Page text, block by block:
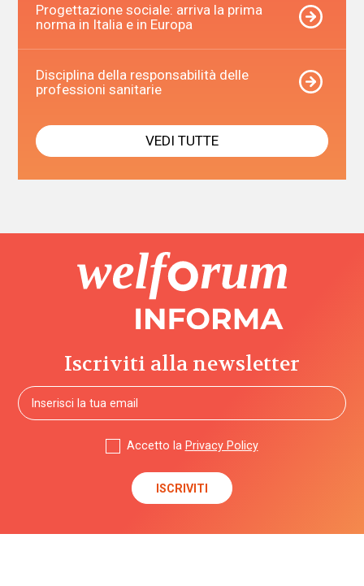
Progettazione sociale: arriva la prima
norma in Italia e in Europa
Disciplina della responsabilità delle
professioni sanitarie
VEDI TUTTE
Iscriviti alla newsletter
Accetto la Privacy Policy